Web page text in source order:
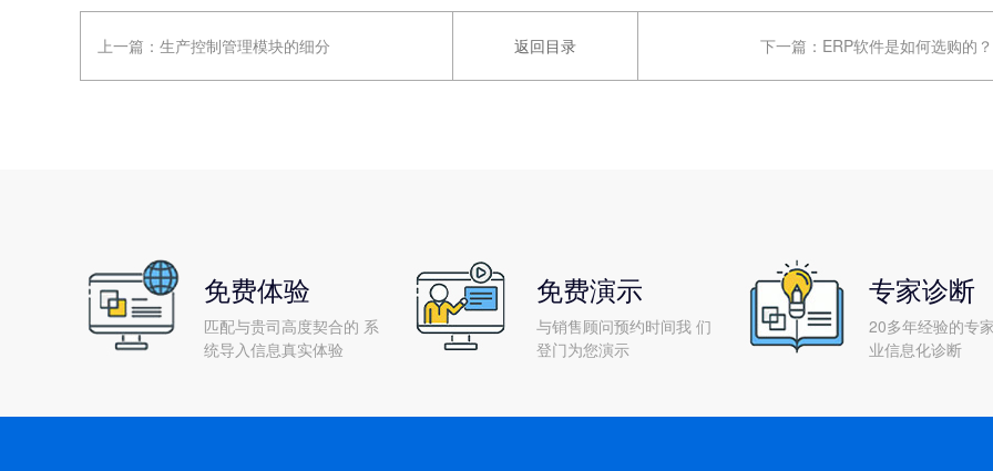
上一篇： 生产控制管理模块的细分 返回目录 下一篇： ERP软件是如何选购的？
免费体验
匹配与贵司高度契合的 系
统导入信息真实体验
免费演示
与销售顾问预约时间我 们
登门为您演示
专家诊断
20多年经验的专
业信息化诊断